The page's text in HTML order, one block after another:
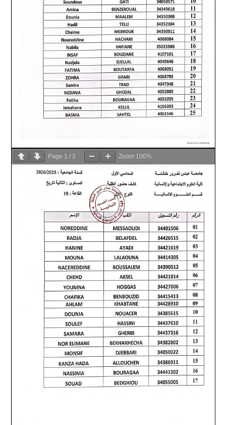
Page 1 /2 Zoom 100%